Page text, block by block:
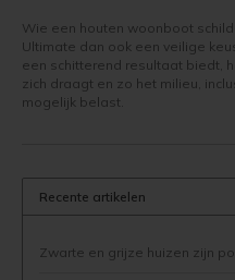
Woonboot beitsen
Woonboot verven
Schutting olien
Schutting beitsen
Tuinhuis verven in de kleuren wit
Tuinhuis verven met Jotun
Blokhut impregneren en beitsen
Red Cedar kleur behouden
Oude Jotun Producten
Wie een houten woonboot
Ultimate dan ook een veilige
een schitterend resultaat biedt,
zich draagt en zo het milieu,
mogelijk belast.
Recente artikelen
Zwarte en grijze huizen zijn